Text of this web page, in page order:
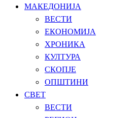
МАКЕДОНИЈА
ВЕСТИ
ЕКОНОМИЈА
ХРОНИКА
КУЛТУРА
СКОПЈЕ
ОПШТИНИ
СВЕТ
ВЕСТИ